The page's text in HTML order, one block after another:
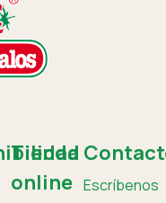
Tienda
online Escríbenos